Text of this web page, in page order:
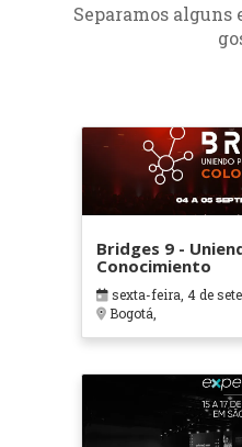
Separamos alguns
Bridges 9 -
Conocimiento
sexta-feira, 4 de
Bogotá,